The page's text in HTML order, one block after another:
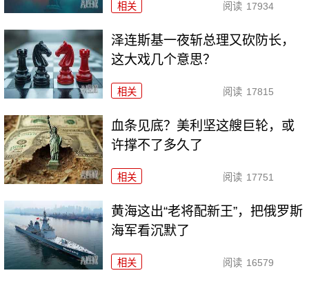
相关 阅读 17934
泽连斯基一夜斩总理又砍防长，
这大戏几个意思？
相关 阅读 17815
血条见底？美利坚这艘巨轮，或
许撑不了多久了
相关 阅读 17751
黄海这出“老将配新王”，把俄罗斯
海军看沉默了
相关 阅读 16579